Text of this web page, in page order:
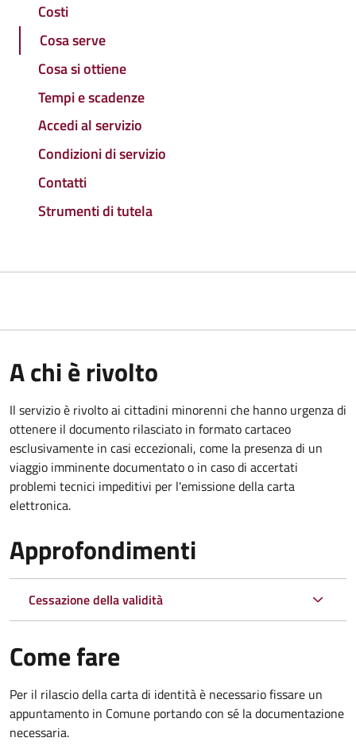
Costi
Cosa serve
Cosa si ottiene
Tempi e scadenze
Accedi al servizio
Condizioni di servizio
Contatti
Strumenti di tutela
A chi è rivolto
Il servizio è rivolto ai cittadini minorenni che hanno urgenza di
ottenere il documento rilasciato in formato cartaceo
esclusivamente in casi eccezionali, come la presenza di un
viaggio imminente documentato o in caso di accertati
problemi tecnici impeditivi per l'emissione della carta
elettronica.
Approfondimenti
Cessazione della validità
Come fare
Per il rilascio della carta di identità è necessario fissare un
appuntamento in Comune portando con sé la documentazione
necessaria.